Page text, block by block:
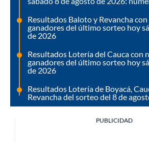
Resultados Baloto y Revancha
ganadores del último sorteo hoy
de 2026
Resultados Lotería del Cauca con
ganadores del último sorteo hoy
de 2026
Resultados Lotería de Boyacá,
Revancha del sorteo del 8 de
PUBLICIDAD